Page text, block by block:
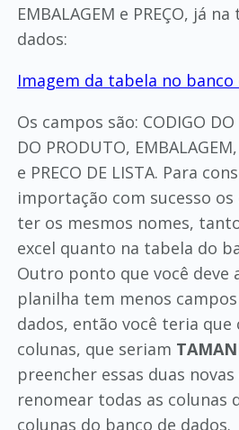
EMBALAGEM e PREÇO, já
dados:
Imagem da tabela no banco
Os campos são: CODIGO
DO PRODUTO,
e PRECO DE LISTA. Para
importação com sucesso
ter os mesmos nomes,
excel quanto na tabela do
Outro ponto que você deve
planilha tem menos
dados, então você teria que
colunas, que seriam
preencher essas duas
renomear todas as colunas
colunas do banco de dados.